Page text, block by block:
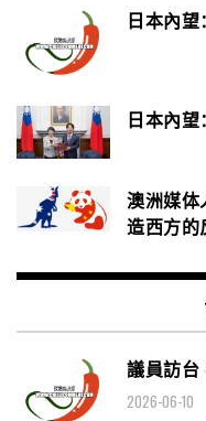
日本內
日本內
澳洲媒体
造西方的
議員訪台
2026-06-10